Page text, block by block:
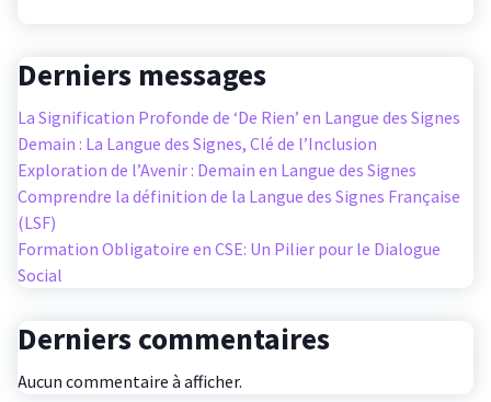
Derniers messages
La Signification Profonde de ‘De Rien’ en Langue des Signes
Demain : La Langue des Signes, Clé de l’Inclusion
Exploration de l’Avenir : Demain en Langue des Signes
Comprendre la définition de la Langue des Signes Française
(LSF)
Formation Obligatoire en CSE: Un Pilier pour le Dialogue
Social
Derniers commentaires
Aucun commentaire à afficher.